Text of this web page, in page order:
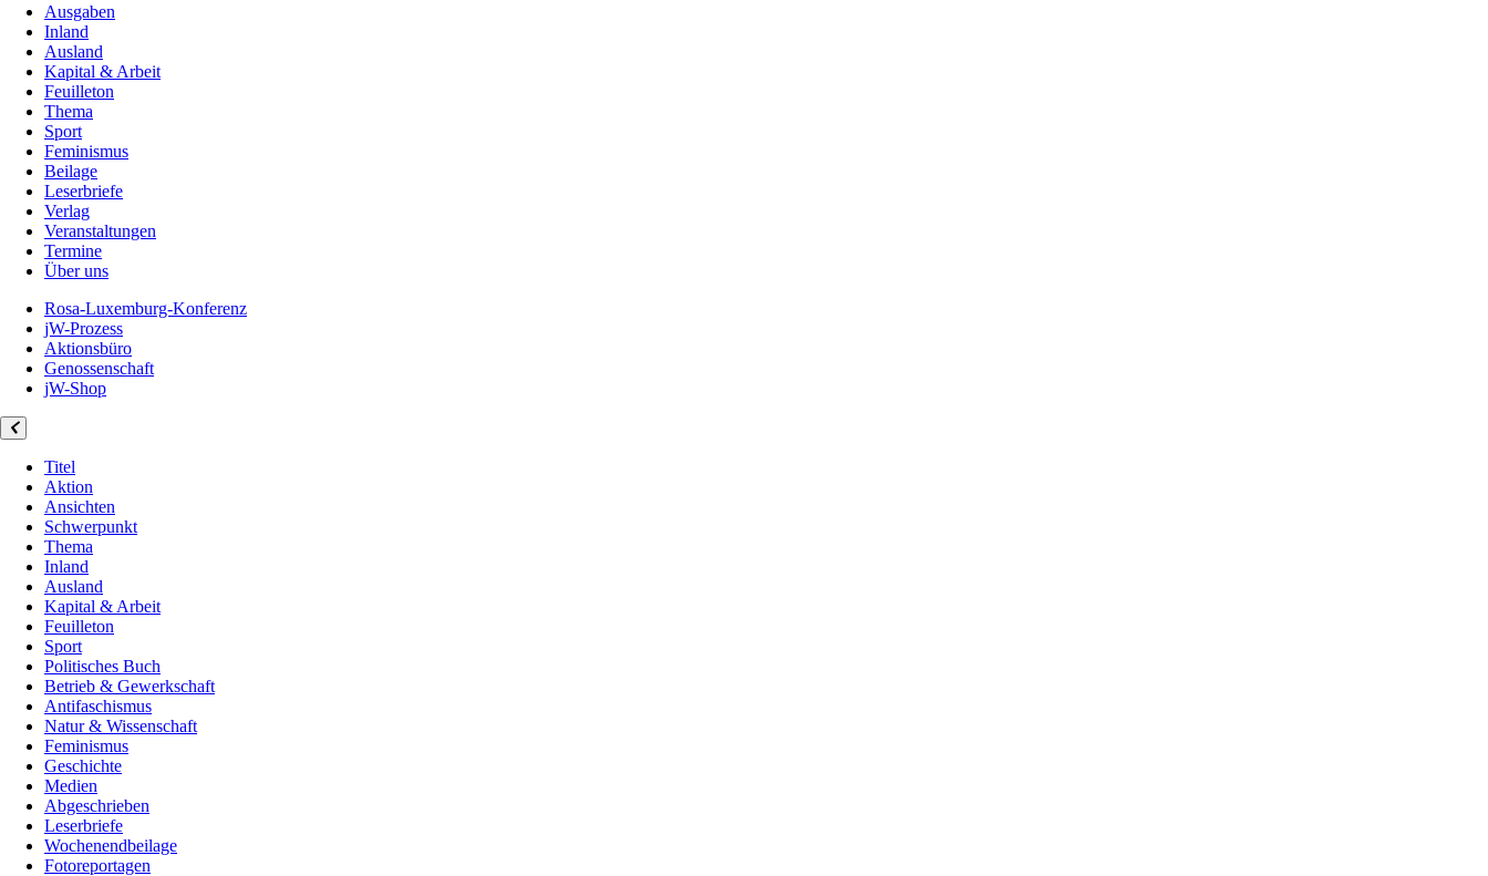
Ausgaben
Inland
Ausland
Kapital & Arbeit
Feuilleton
Thema
Sport
Feminismus
Beilage
Leserbriefe
Verlag
Veranstaltungen
Termine
Über uns
Rosa-Luxemburg-Konferenz
jW-Prozess
Aktionsbüro
Genossenschaft
jW-Shop
Titel
Aktion
Ansichten
Schwerpunkt
Thema
Inland
Ausland
Kapital & Arbeit
Feuilleton
Sport
Politisches Buch
Betrieb & Gewerkschaft
Antifaschismus
Natur & Wissenschaft
Feminismus
Geschichte
Medien
Abgeschrieben
Leserbriefe
Wochenendbeilage
Fotoreportagen